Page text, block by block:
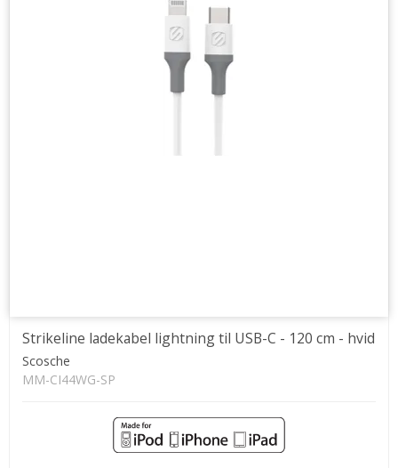
Strikeline ladekabel lightning til USB-C - 120 cm - hvid
Scosche
MM-CI44WG-SP